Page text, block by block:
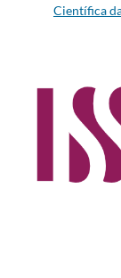
Cientí­fica